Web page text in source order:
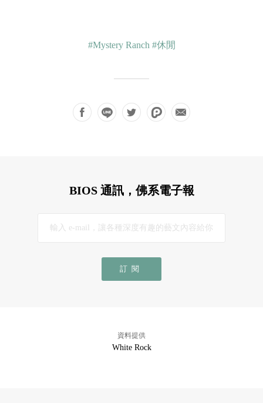
#Mystery Ranch #休閒
BIOS 通訊，佛系電子報
訂閱
資料提供
White Rock